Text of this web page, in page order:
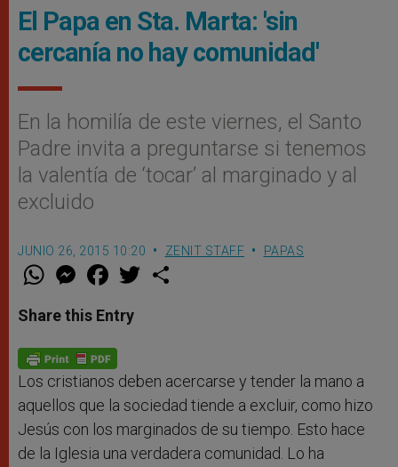
El Papa en Sta. Marta: 'sin
cercanía no hay comunidad'
En la homilía de este viernes, el Santo
Padre invita a preguntarse si tenemos
la valentía de ‘tocar’ al marginado y al
excluido
JUNIO 26, 2015 10:20 ZENIT STAFF PAPAS
W
t
s
p
p
M
e
s
e
g
e
r
F
a
e
b
o
k
w
Share this Entry
Los cristianos deben acercarse y tender la mano a
aquellos que la sociedad tiende a excluir, como hizo
Jesús con los marginados de su tiempo. Esto hace
de la Iglesia una verdadera comunidad. Lo ha